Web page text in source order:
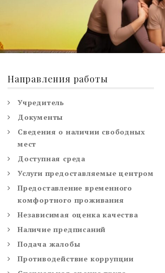
Направления работы
Учредитель
Документы
Сведения о наличии свободных
мест
Доступная среда
Услуги предоставляемые центром
Предоставление временного
комфортного проживания
Независимая оценка качества
Наличие предписаний
Подача жалобы
Противодействие коррупции